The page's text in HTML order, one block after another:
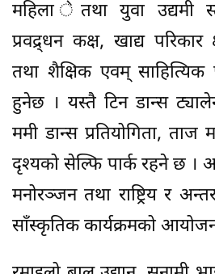
महिला ेतथा युवा उद्यमी
प्रवद्र्धन कक्ष, खाद्य परिकार
तथा शैक्षिक एवम् साहित्यिक
हुनेछ । यस्तै टिन डान्स
ममी डान्स प्रतियोगिता,
दृश्यको सेल्फि पार्क रहने छ ।
मनोरञ्जन तथा राष्ट्रिय र
साँस्कृतिक कार्यक्रमको